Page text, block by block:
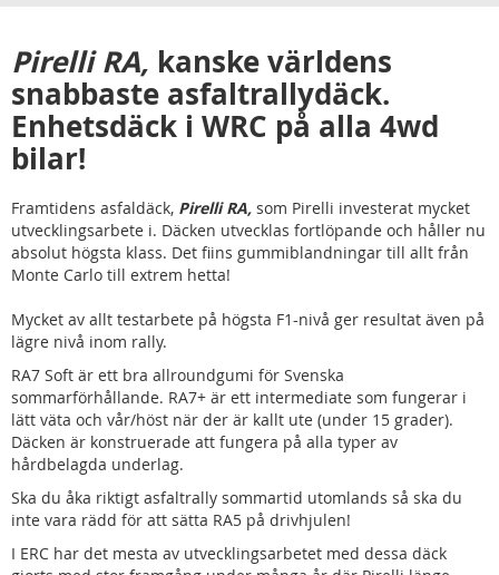
Pirelli RA, kanske världens
snabbaste asfaltrallydäck.
Enhetsdäck i WRC på alla 4wd
bilar!
Framtidens asfaldäck, Pirelli RA, som Pirelli investerat mycket
utvecklingsarbete i. Däcken utvecklas fortlöpande och håller nu
absolut högsta klass. Det fiins gummiblandningar till allt från
Monte Carlo till extrem hetta!
Mycket av allt testarbete på högsta F1-nivå ger resultat även på
lägre nivå inom rally.
RA7 Soft är ett bra allroundgumi för Svenska
sommarförhållande. RA7+ är ett intermediate som fungerar i
lätt väta och vår/höst när der är kallt ute (under 15 grader).
Däcken är konstruerade att fungera på alla typer av
hårdbelagda underlag.
Ska du åka riktigt asfaltrally sommartid utomlands så ska du
inte vara rädd för att sätta RA5 på drivhjulen!
I ERC har det mesta av utvecklingsarbetet med dessa däck